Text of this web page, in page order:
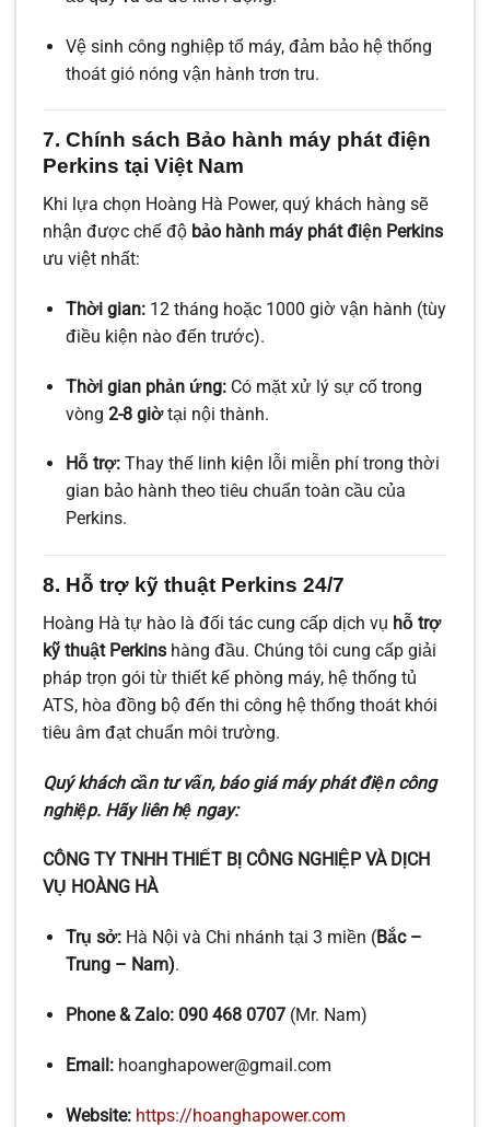
Vệ sinh công nghiệp tổ máy, đảm bảo hệ thống
thoát gió nóng vận hành trơn tru.
7. Chính sách Bảo hành máy phát điện
Perkins tại Việt Nam
Khi lựa chọn Hoàng Hà Power, quý khách hàng sẽ
nhận được chế độ bảo hành máy phát điện Perkins
ưu việt nhất:
Thời gian:12 tháng hoặc 1000 giờ vận hành (tùy
điều kiện nào đến trước).
Thời gian phản ứng:Có mặt xử lý sự cố trong
vòng 2-8 giờtại nội thành.
Hỗ trợ:Thay thế linh kiện lỗi miễn phí trong thời
gian bảo hành theo tiêu chuẩn toàn cầu của
Perkins.
8. Hỗ trợ kỹ thuật Perkins 24/7
Hoàng Hà tự hào là đối tác cung cấp dịch vụ hỗ trợ
kỹ thuật Perkins hàng đầu. Chúng tôi cung cấp giải
pháp trọn gói từ thiết kế phòng máy, hệ thống tủ
ATS, hòa đồng bộ đến thi công hệ thống thoát khói
tiêu âm đạt chuẩn môi trường.
Quý khách cần tư vấn, báo giá máy phát điện công
nghiệp. Hãy liên hệ ngay:
CÔNG TY TNHH THIẾT BỊ CÔNG NGHIỆP VÀ DỊCH
VỤ HOÀNG HÀ
Trụ sở:Hà Nội và Chi nhánh tại 3 miền (Bắc –
Trung – Nam).
Phone & Zalo: 090 468 0707(Mr. Nam)
Email:hoanghapower@gmail.com
Website: https://hoanghapower.com